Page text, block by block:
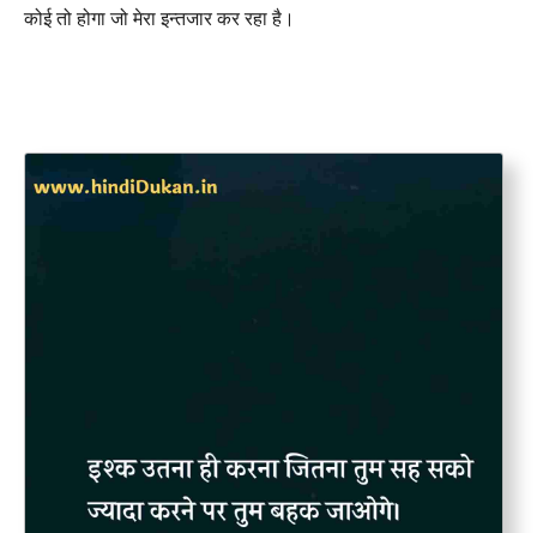
कोई तो होगा जो मेरा इन्तजार कर रहा है।